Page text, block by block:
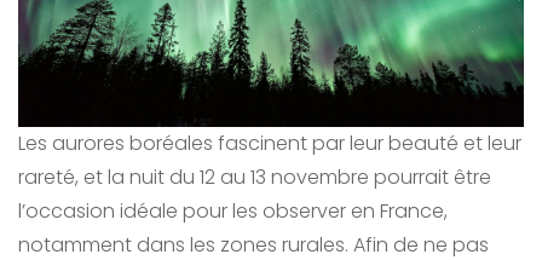
Les aurores boréales fascinent par leur beauté et leur
rareté, et la nuit du 12 au 13 novembre pourrait être
l’occasion idéale pour les observer en France,
notamment dans les zones rurales. Afin de ne pas